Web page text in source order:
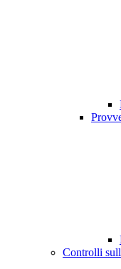
Controlli